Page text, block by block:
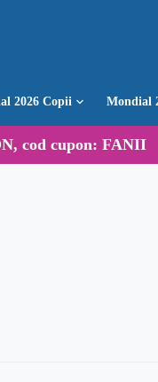
2026 Copii Mondial
cod cupon: FANII